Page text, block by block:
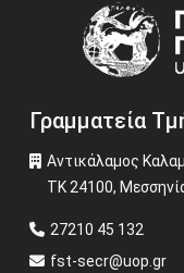
Γραμματεία
Αντικάλαμος
ΤΚ 24100,
27210 45 132
fst-secr@uop.gr